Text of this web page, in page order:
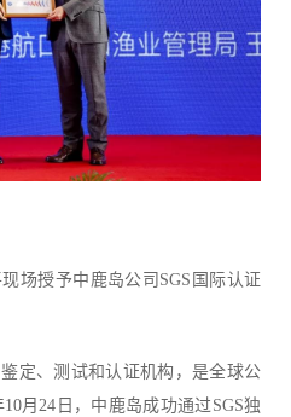
场授予中鹿岛公司SGS国际认证
定、测试和认证机构，是全球公
月24日，中鹿岛成功通过SGS独